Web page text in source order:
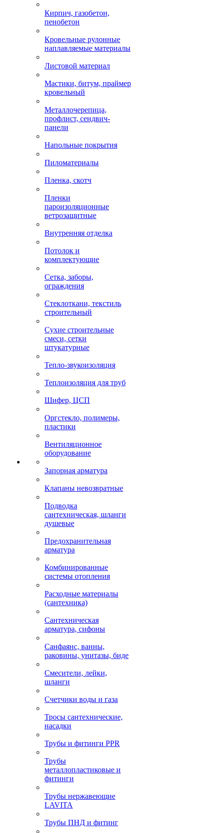
Кирпич, газобетон,
пенобетон
Кровельные рулонные
наплавляемые материалы
Листовой материал
Мастики, битум, праймер
кровельный
Металлочерепица,
профлист, сендвич-
панели
Напольные покрытия
Пиломатериалы
Пленка, скотч
Пленки
пароизоляционные
ветрозащитные
Внутренняя отделка
Потолок и
комплектующие
Сетка, заборы,
ограждения
Стеклоткани, текстиль
строительный
Сухие строительные
смеси, сетки
штукатурные
Тепло-звукоизоляция
Теплоизоляция для труб
Шифер, ЦСП
Оргстекло, полимеры,
пластики
Вентиляционное
оборудование
Запорная арматура
Клапаны невозвратные
Подводка
сантехническая, шланги
душевые
Предохранительная
арматура
Комбинированные
системы отопления
Расходные материалы
(сантехника)
Сантехническая
арматура, сифоны
Санфаянс, ванны,
раковины, унитазы, биде
Смесители, лейки,
шланги
Счетчики воды и газа
Тросы сантехнические,
насадки
Трубы и фитинги PPR
Трубы
металлопластиковые и
фитинги
Трубы нержавеющие
LAVITA
Трубы ПНД и фитинг